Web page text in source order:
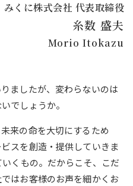
みくに株式会社 代表取締役
糸数 盛夫
Morio Itokazu
ましたが、変わらないのは
でしょうか。
来の命を大切にするため
スを創造・提供していきま
くもの。だからこそ、こだ
はお客様のお声を細かくお